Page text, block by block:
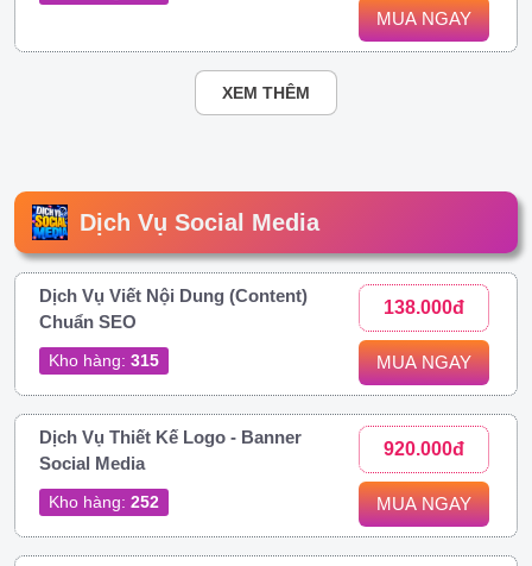
MUA NGAY
XEM THÊM
Dịch Vụ Social Media
Dịch Vụ Viết Nội Dung (Content)
Chuẩn SEO
Kho hàng: 315
138.000đ
MUA NGAY
Dịch Vụ Thiết Kế Logo - Banner
Social Media
Kho hàng: 252
920.000đ
MUA NGAY